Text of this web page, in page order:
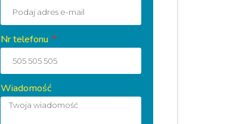
Nr telefonu
Wiadomość